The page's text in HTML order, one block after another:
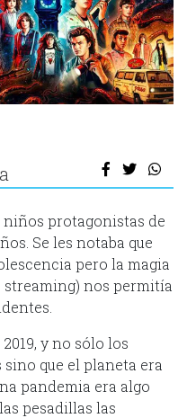
niños protagonistas de
Se les notaba que
pero la magia
nos permitía
y no sólo los
que el planeta era
pandemia era algo
pesadillas las